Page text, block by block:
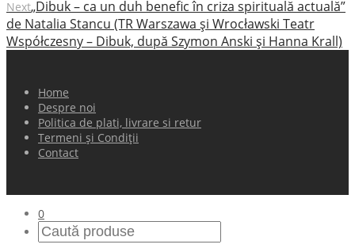
Next„Dibuk – ca un duh benefic în criza spirituală actuală”
de Natalia Stancu (TR Warszawa şi Wrocławski Teatr
Współczesny – Dibuk, după Szymon Anski şi Hanna Krall)
Home
Despre noi
Politica de plati, livrare si retur
Termeni și Condiții
Contact
0